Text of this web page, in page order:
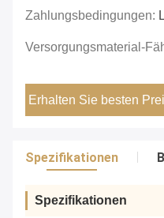
Zahlungsbedingungen:
Versorgungsmaterial-
Erhalten Sie besten
Spezifikationen
Spezifikationen